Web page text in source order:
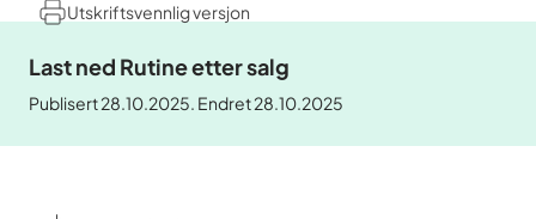
Utskriftsvennlig versjon
Last ned Rutine etter salg
Publisert 28.10.2025. Endret 28.10.2025